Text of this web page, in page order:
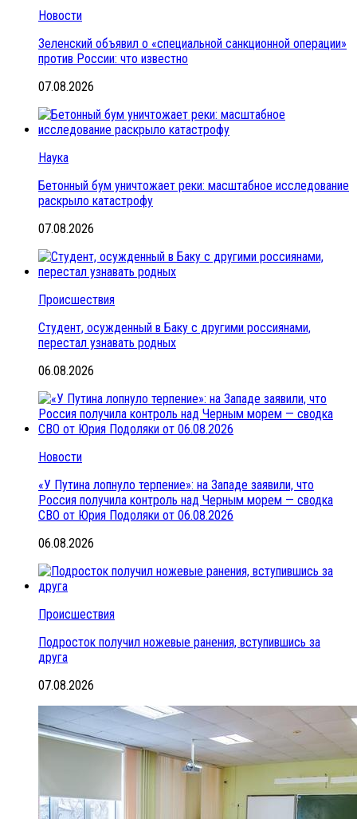
Новости
Зеленский объявил о «специальной санкционной операции»
против России: что известно
07.08.2026
Наука
Бетонный бум уничтожает реки: масштабное исследование
раскрыло катастрофу
07.08.2026
Происшествия
Студент, осужденный в Баку с другими россиянами,
перестал узнавать родных
06.08.2026
Новости
«У Путина лопнуло терпение»: на Западе заявили, что
Россия получила контроль над Черным морем — сводка
СВО от Юрия Подоляки от 06.08.2026
06.08.2026
Происшествия
Подросток получил ножевые ранения, вступившись за
друга
07.08.2026